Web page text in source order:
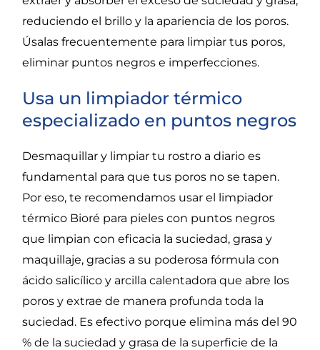
reduciendo el brillo y la apariencia de los poros.
Úsalas frecuentemente para limpiar tus poros,
eliminar puntos negros e imperfecciones.
Usa un limpiador térmico
especializado en puntos negros
Desmaquillar y limpiar tu rostro a diario es
fundamental para que tus poros no se tapen.
Por eso, te recomendamos usar el limpiador
térmico Bioré para pieles con puntos negros
que limpian con eficacia la suciedad, grasa y
maquillaje, gracias a su poderosa fórmula con
ácido salicílico y arcilla calentadora que abre los
poros y extrae de manera profunda toda la
suciedad. Es efectivo porque elimina más del 90
% de la suciedad y grasa de la superficie de la